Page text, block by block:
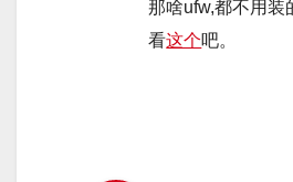
那啥ufw,都不用装
看这个吧。